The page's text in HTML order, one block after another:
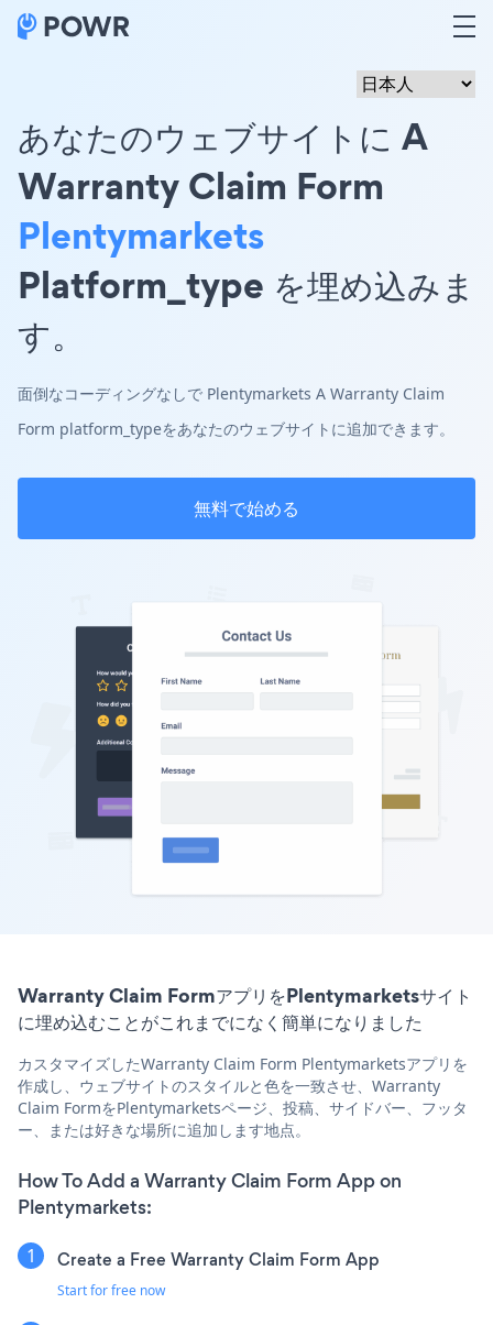
あなたのウェブサイトに A
Warranty Claim Form
Plentymarkets
Platform_type を埋め込みま
す。
面倒なコーディングなしで Plentymarkets A Warranty Claim
Form platform_typeをあなたのウェブサイトに追加できます。
無料で始める
Warranty Claim FormアプリをPlentymarketsサイト
に埋め込むことがこれまでになく簡単になりました
カスタマイズしたWarranty Claim Form Plentymarketsアプリを
作成し、ウェブサイトのスタイルと色を一致させ、Warranty
Claim FormをPlentymarketsページ、投稿、サイドバー、フッタ
ー、または好きな場所に追加します地点。
How To Add a Warranty Claim Form App on
Plentymarkets:
Create a Free Warranty Claim Form App
Start for free now